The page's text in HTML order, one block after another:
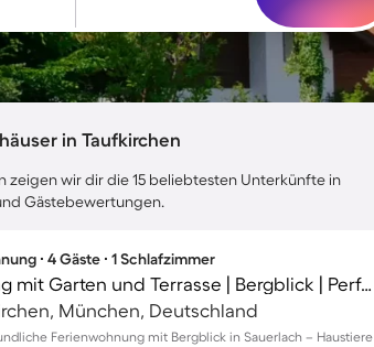
in Taufkirchen
zeigen wir dir die 15 beliebtesten Unterkünfte in
Gästebewertungen.
∙ 4 Gäste ∙ 1 Schlafzimmer
Wohnung mit Garten und Terrasse | Bergblick | Perfekt für die Arbeit von Zuhause
München, Deutschland
Ferienwohnung mit Bergblick in Sauerlach – Haustiere